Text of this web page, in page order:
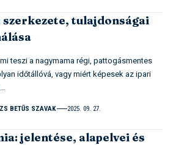
szerkezete, tulajdonságai
teszi a nagymama régi, pattogásmentes
időtállóvá, vagy miért képesek az ipari
BETŰS SZAVAK 2025. 09. 27.
jelentése, alapelvei és